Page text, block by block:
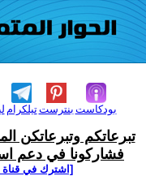
تيلكرامبنترست بودكاست
تبرعاتكم وتبرعاتكن
فشاركونا في دعم
[اشترك في قناة